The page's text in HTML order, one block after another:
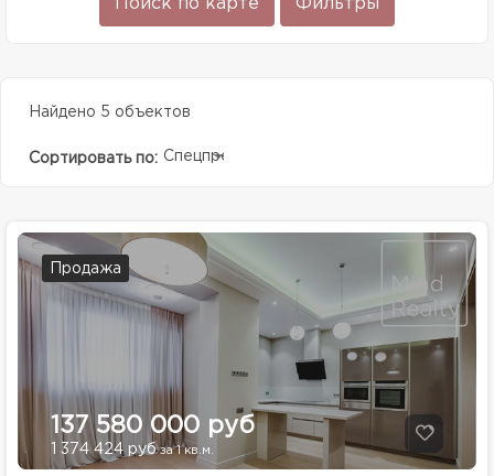
Поиск по карте Фильтры
Найдено 5 объектов
Сортировать по: Спецпредолжение
Продажа
137 580 000 руб
1 374 424 рубза 1 кв.м.